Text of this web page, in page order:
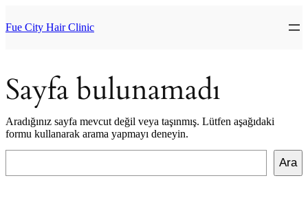
geç
Fue City Hair Clinic
Sayfa bulunamadı
Aradığınız sayfa mevcut değil veya taşınmış. Lütfen aşağıdaki
formu kullanarak arama yapmayı deneyin.
Ara